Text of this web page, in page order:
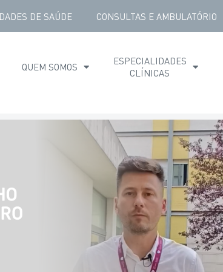
DE SAÚDE CONSULTAS E AMBULATÓRIO
QUEM SOMOS
ESPECIALIDADES
CLÍNICAS